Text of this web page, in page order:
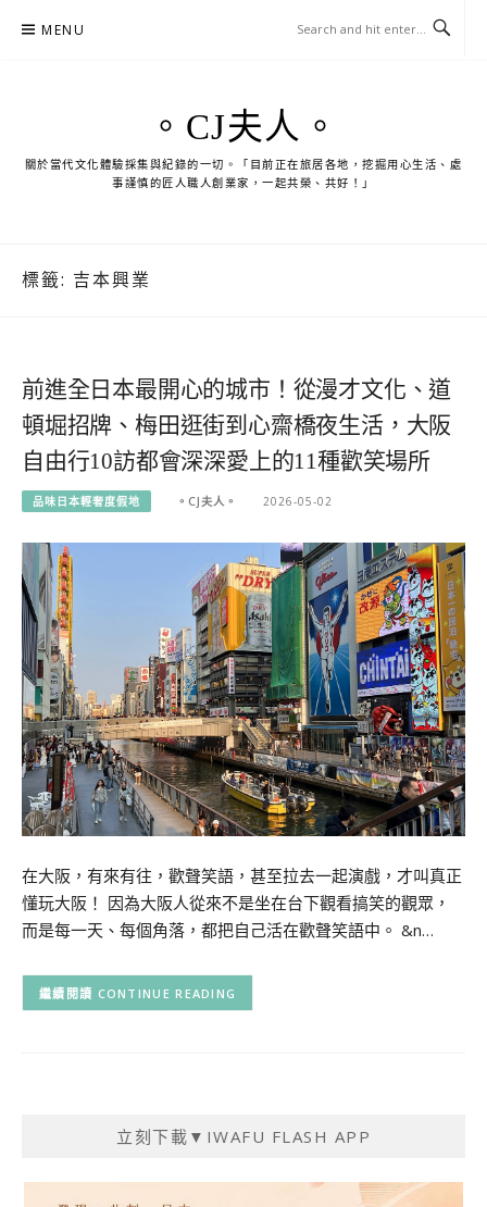
MENU
。CJ夫人。
關於當代文化體驗採集與紀錄的一切。「目前正在旅居各地，挖掘用心生活、處
事謹慎的匠人職人創業家，一起共榮、共好！」
標籤: 吉本興業
前進全日本最開心的城市！從漫才文化、道
頓堀招牌、梅田逛街到心齋橋夜生活，大阪
自由行10訪都會深深愛上的11種歡笑場所
品味日本輕奢度假地 。CJ夫人。 2026-05-02
在大阪，有來有往，歡聲笑語，甚至拉去一起演戲，才叫真正
懂玩大阪！ 因為大阪人從來不是坐在台下觀看搞笑的觀眾，
而是每一天、每個角落，都把自己活在歡聲笑語中。 &n…
CONTINUE READING
立刻下載▼IWAFU FLASH APP